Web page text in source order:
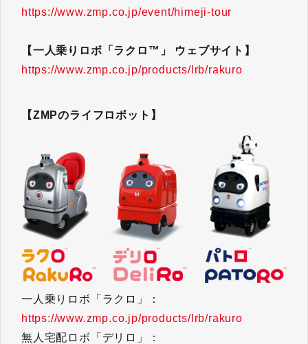
https://www.zmp.co.jp/event/himeji-tour
【一人乗りロボ「ラクロ™」 ウェブサイト】
https://www.zmp.co.jp/products/lrb/rakuro
【ZMPのライフロボット】
一人乗りロボ「ラクロ」：
https://www.zmp.co.jp/products/lrb/rakuro​​​​​​​
無人宅配ロボ「デリロ」：